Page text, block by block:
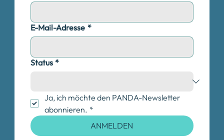
E-Mail-Adresse *
Status *
Ja, ich möchte den PANDA-Newsletter
abonnieren. *
ANMELDEN